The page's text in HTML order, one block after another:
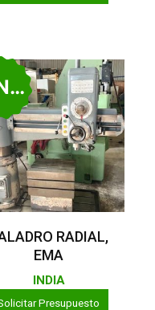
VENDIDO
RADIAL,
EMA
INDIA
Presupuesto